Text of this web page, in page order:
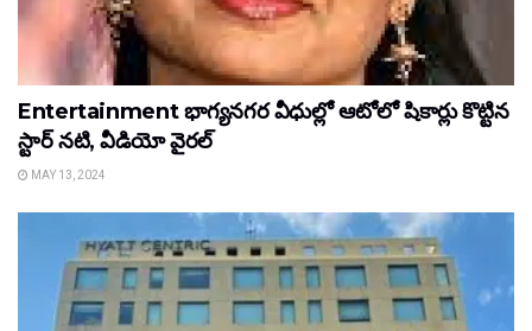
Entertainment భాగ్యనగర వీధుల్లో ఆటోలో షికార్లు కొట్టిన
స్టార్​ నటి, వీడియో వైరల్
MAY 13, 2024